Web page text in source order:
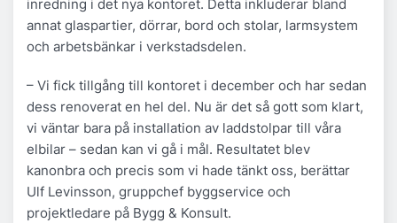
inredning i det nya kontoret. Detta inkluderar bland
annat glaspartier, dörrar, bord och stolar, larmsystem
och arbetsbänkar i verkstadsdelen.
– Vi fick tillgång till kontoret i december och har sedan
dess renoverat en hel del. Nu är det så gott som klart,
vi väntar bara på installation av laddstolpar till våra
elbilar – sedan kan vi gå i mål. Resultatet blev
kanonbra och precis som vi hade tänkt oss, berättar
Ulf Levinsson, gruppchef byggservice och
projektledare på Bygg & Konsult.